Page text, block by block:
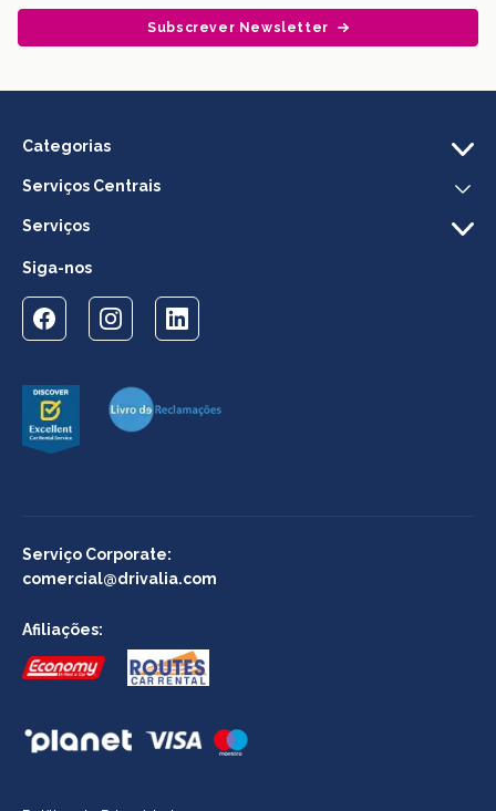
Subscrever Newsletter
Categorias
Serviços Centrais
Serviços
Siga-nos
Serviço Corporate:
comercial@drivalia.com
Afiliações: